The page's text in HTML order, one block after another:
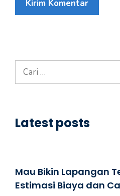
Cari
untuk:
Latest posts
Mau Bikin Lapangan
Estimasi Biaya dan